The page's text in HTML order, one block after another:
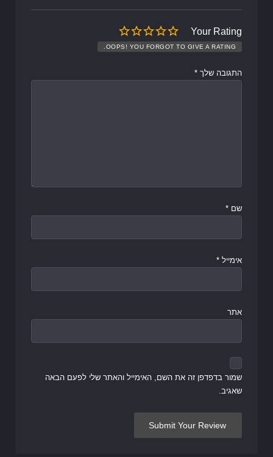
Your Rating
OOPS! YOU FORGOT TO GIVE A RATING.
התגובה שלך *
שם *
אימייל *
אתר
שמור בדפדפן זה את השם, האימייל והאתר שלי לפעם הבאה
שאגיב.